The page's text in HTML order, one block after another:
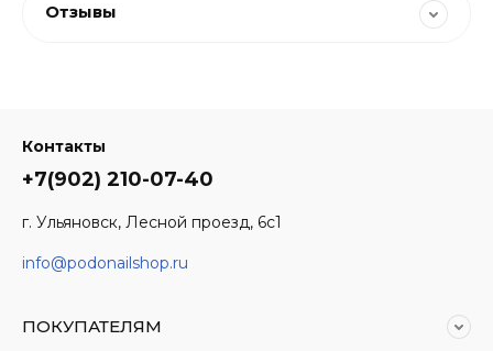
Отзывы
Контакты
+7(902) 210-07-40
г. Ульяновск, Лесной проезд, 6с1
info@podonailshop.ru
ПОКУПАТЕЛЯМ